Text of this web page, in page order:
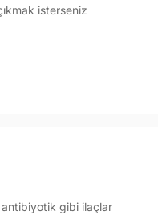
isterseniz
antibiyotik gibi ilaçlar